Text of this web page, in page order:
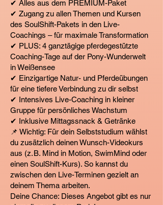
✔ Alles aus dem PREMIUM-Paket
✔ Zugang zu allen Themen und Kursen
des SoulShift-Pakets in den Live-
Coachings – für maximale Transformation
✔ PLUS: 4 ganztägige pferdegestützte
Coaching-Tage auf der Pony-Wunderwelt
in Weißensee
✔ Einzigartige Natur- und Pferdeübungen
für eine tiefere Verbindung zu dir selbst
✔ Intensives Live-Coaching in kleiner
Gruppe für persönliches Wachstum
✔ Inklusive Mittagssnack & Getränke
📌 Wichtig: Für dein Selbststudium wählst
du zusätzlich deinen Wunsch-Videokurs
aus (z. B. Mind in Motion, SwimMind oder
einen SoulShift-Kurs). So kannst du
zwischen den Live-Terminen gezielt an
deinem Thema arbeiten.
Deine Chance: Dieses Angebot gibt es nur